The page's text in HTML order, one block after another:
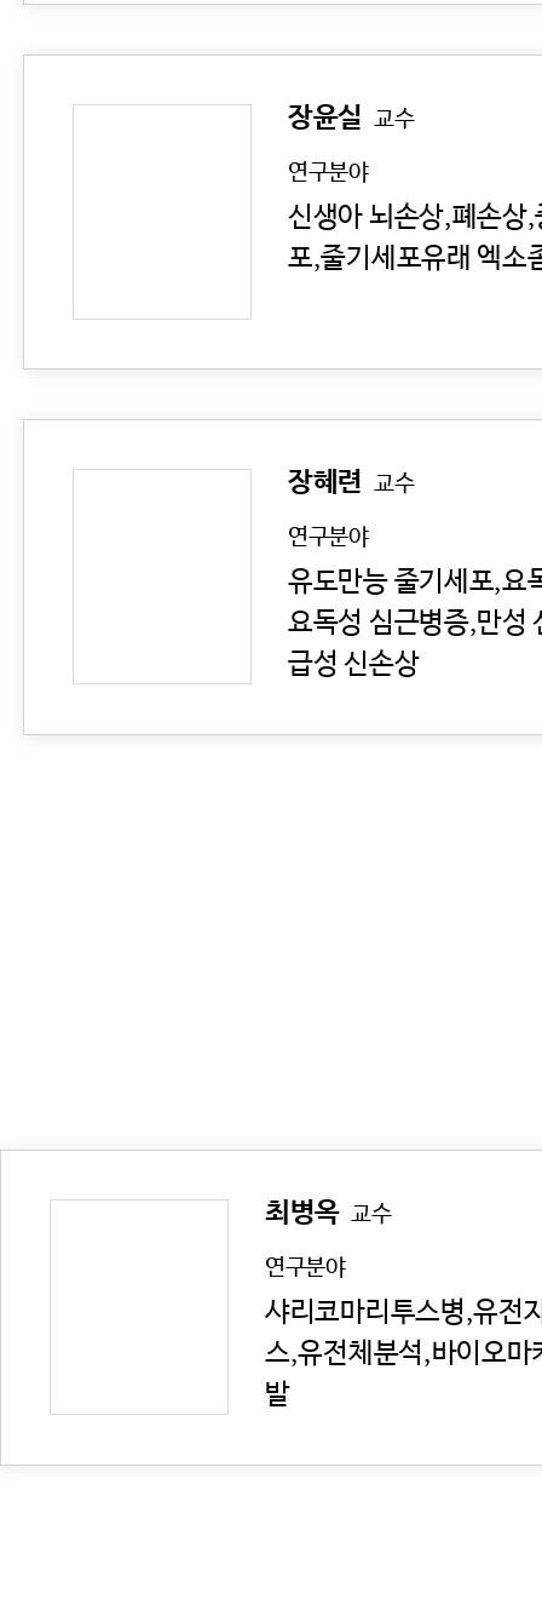
장윤실 교수
연구분야
신생아 뇌손상,폐손상
포,줄기세포유래 엑소
장혜련 교수
연구분야
유도만능 줄기세포,요
요독성 심근병증,만성
급성 신손상
최병옥 교수
연구분야
샤리코마리투스병,유전
스,유전체분석,바이오마
발